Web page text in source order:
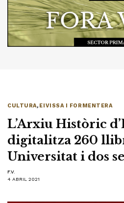
CULTURA, EIVISSA I FORMENTERA
L’Arxiu Històric
digitalitza 260
Universitat i dos
F.V.
4 ABRIL 2021